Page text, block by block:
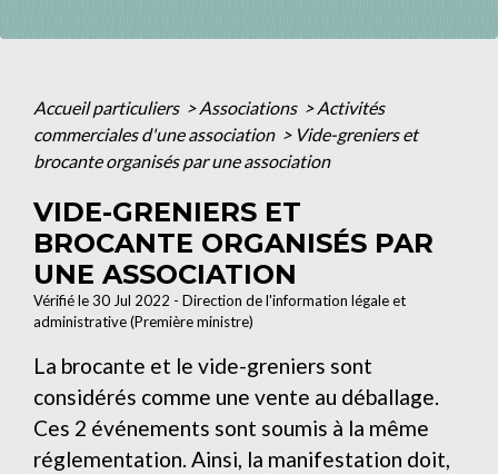
Accueil particuliers > Associations > Activités
commerciales d'une association > Vide-greniers et
brocante organisés par une association
VIDE-GRENIERS ET
BROCANTE ORGANISÉS PAR
UNE ASSOCIATION
Vérifié le 30 Jul 2022 - Direction de l'information légale et
administrative (Première ministre)
La brocante et le vide-greniers sont
considérés comme une vente au déballage.
Ces 2 événements sont soumis à la même
réglementation. Ainsi, la manifestation doit,